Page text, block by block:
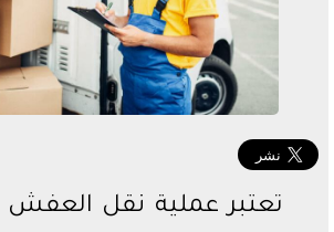
دوري أبطال أفريقيا
تعتبر عملية نقل العفش